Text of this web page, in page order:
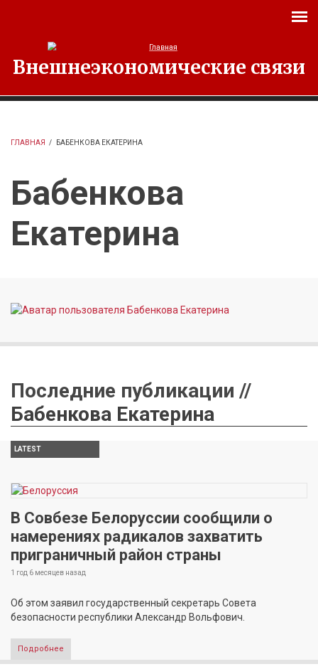
Внешнеэкономические связи
ГЛАВНАЯ / БАБЕНКОВА ЕКАТЕРИНА
Бабенкова
Екатерина
Последние публикации //
Бабенкова Екатерина
LATEST
В Совбезе Белоруссии сообщили о
намерениях радикалов захватить
приграничный район страны
1 год 6 месяцев назад
Об этом заявил государственный секретарь Совета
безопасности республики Александр Вольфович.
Подробнее